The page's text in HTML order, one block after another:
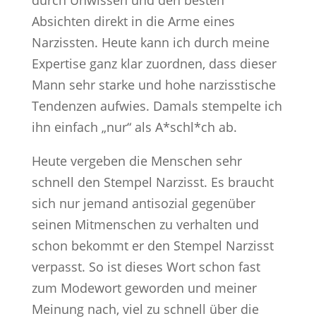
Absichten direkt in die Arme eines
Narzissten. Heute kann ich durch meine
Expertise ganz klar zuordnen, dass dieser
Mann sehr starke und hohe narzisstische
Tendenzen aufwies. Damals stempelte ich
ihn einfach „nur“ als A*schl*ch ab.
Heute vergeben die Menschen sehr
schnell den Stempel Narzisst. Es braucht
sich nur jemand antisozial gegenüber
seinen Mitmenschen zu verhalten und
schon bekommt er den Stempel Narzisst
verpasst. So ist dieses Wort schon fast
zum Modewort geworden und meiner
Meinung nach, viel zu schnell über die